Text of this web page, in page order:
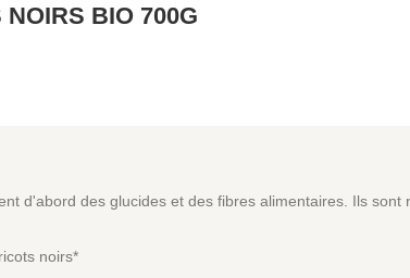
BIO 700G
d'abord des glucides et des fibres alimentaires. Ils
noirs*